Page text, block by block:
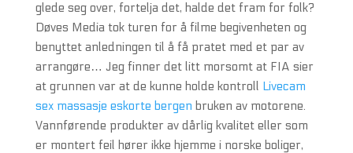
glede seg over, fortelja det, halde det fram for folk?
Døves Media tok turen for å filme begivenheten og
benyttet anledningen til å få pratet med et par av
arrangøre… Jeg finner det litt morsomt at FIA sier
at grunnen var at de kunne holde kontroll Livecam
sex massasje eskorte bergen bruken av motorene.
Vannførende produkter av dårlig kvalitet eller som
er montert feil hører ikke hjemme i norske boliger,